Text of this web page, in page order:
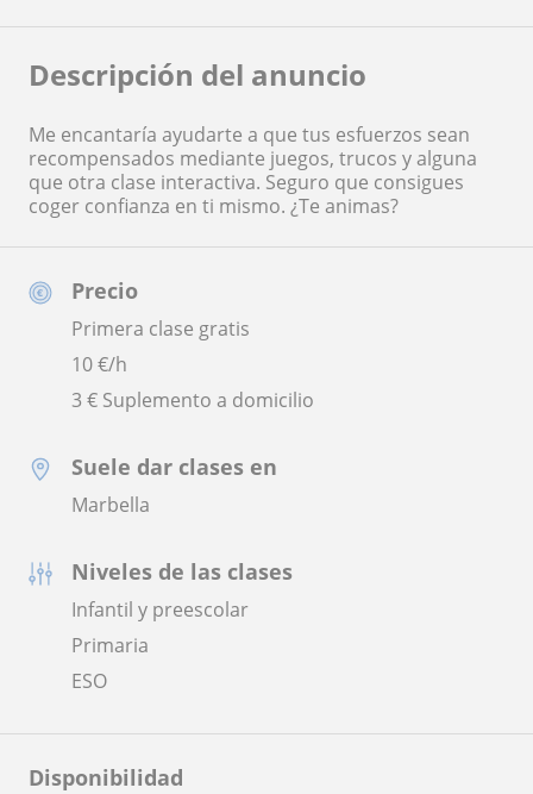
Precio
Primera clase gratis
10€/h
3 € Suplemento a domicilio
Suele dar clases en
Marbella
Niveles de las clases
Infantil y preescolar
Primaria
ESO
Disponibilidad
Descripción del anuncio
Me encantaría ayudarte a que tus esfuerzos sean
recompensados mediante juegos, trucos y alguna
que otra clase interactiva. Seguro que consigues
coger confianza en ti mismo. ¿Te animas?